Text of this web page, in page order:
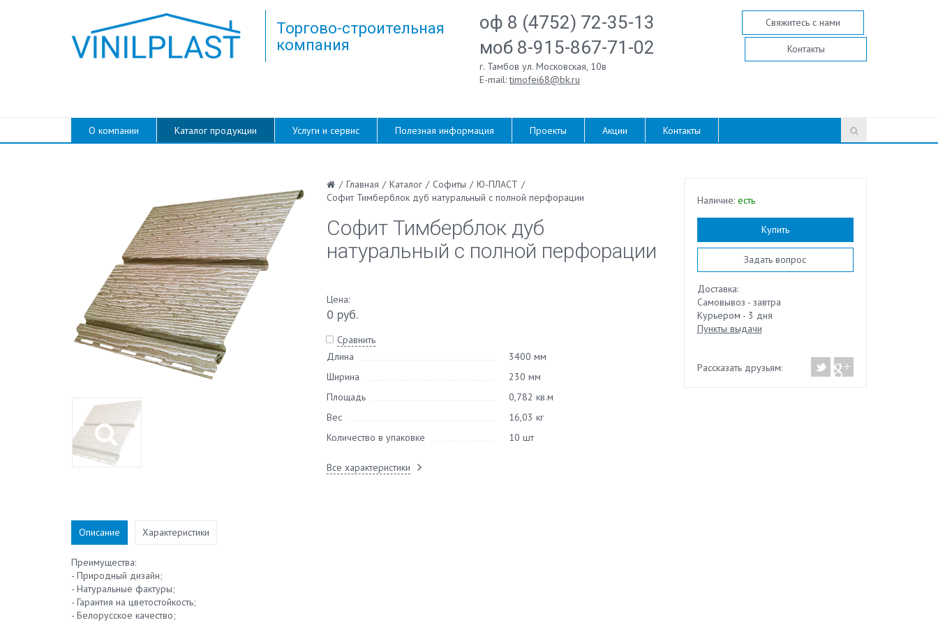
Торгово-строительная
компания
оф 8 (4752) 72-35-13
моб 8-915-867-71-02
г. Тамбов ул. Московская, 10в
E-mail:timofei68@bk.ru
Свяжитесь с нами
Контакты
О компании Каталог продукции Услуги и сервис Полезная информация Проекты Акции Контакты
/ Главная / Каталог / Софиты / Ю-ПЛАСТ /
Софит Тимберблок дуб натуральный с полной перфорации
Софит Тимберблок дуб
натуральный с полной перфорации
Цена:
0 руб.
Сравнить
Длина
3400 мм
Ширина
230 мм
Площадь
0,782 кв.м
Вес
16,03 кг
Количество в упаковке
10 шт
Все характеристики
Наличие:есть
Купить
Задать вопрос
Доставка:
Самовывоз - завтра
Курьером - 3 дня
Пункты выдачи
Рассказать друзьям:
Описание Характеристики
Преимущества:
- Природный дизайн;
- Натуральные фактуры;
- Гарантия на цветостойкость;
- Белорусское качество;